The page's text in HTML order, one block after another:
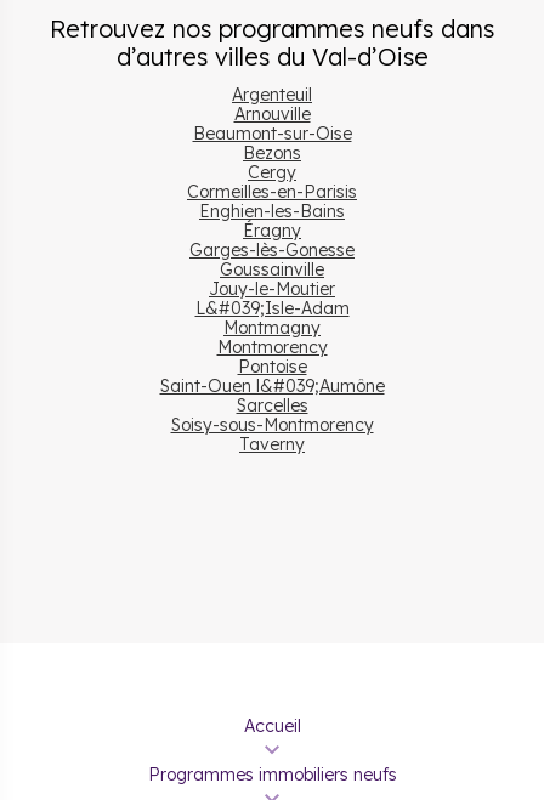
Retrouvez nos programmes neufs dans
d’autres villes du Val-d’Oise
Argenteuil
Arnouville
Beaumont-sur-Oise
Bezons
Cergy
Cormeilles-en-Parisis
Enghien-les-Bains
Éragny
Garges-lès-Gonesse
Goussainville
Jouy-le-Moutier
L&#039;Isle-Adam
Montmagny
Montmorency
Pontoise
Saint-Ouen l&#039;Aumône
Sarcelles
Soisy-sous-Montmorency
Taverny
Accueil
Programmes immobiliers neufs